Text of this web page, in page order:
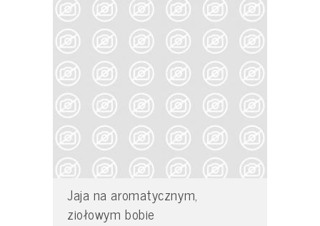
Jaja na aromatycznym,
ziołowym bobie